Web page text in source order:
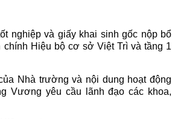
nghiệp và giấy khai sinh gốc nộp bổ
Hiệu bộ cơ sở Việt Trì và tầng 1
Nhà trường và nội dung hoạt động
Vương yêu cầu lãnh đạo các khoa,